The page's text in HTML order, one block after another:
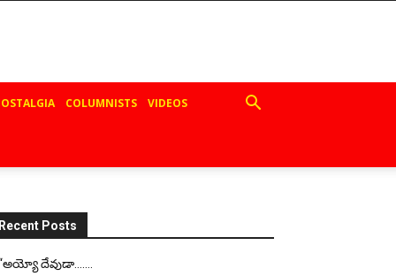
COLUMNISTS VIDEOS
Recent Posts
దేవుడా…….